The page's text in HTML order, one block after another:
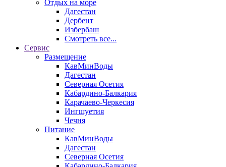
Отдых на море
Дагестан
Дербент
Избербаш
Смотреть все...
Сервис
Размещение
КавМинВоды
Дагестан
Северная Осетия
Кабардино-Балкария
Карачаево-Черкесия
Ингшуетия
Чечня
Питание
КавМинВоды
Дагестан
Северная Осетия